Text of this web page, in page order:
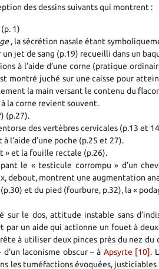
des dessins suivants qui montrent :
1)
, la sécrétion nasale étant
un jet de sang (p.19) recueilli dans un
à l’aide d’une corne (pratique
montré juché sur une caisse pour
la main versant le contenu du
la corne revient souvent.
(p.27).
des vertèbres cervicales (p.13 et
l’aide d’une poche (p.25 et 27).
» et la fouille rectale (p.26).
le « testicule corrompu » d’un
debout, montrent une augmentation
et du pied (fourbure, p.32), la «
sur le dos, attitude instable sans
par un aide qui actionne un fouet à
à utiliser deux pinces près du nez
laconisme obscur – à Apsyrte [10] .
les tuméfactions évoquées, justiciables